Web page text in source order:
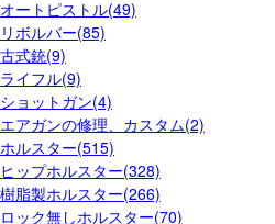
オートピストル(49)
リボルバー(85)
古式銃(9)
ライフル(9)
ショットガン(4)
エアガンの修理、カスタム(2)
ホルスター(515)
ヒップホルスター(328)
樹脂製ホルスター(266)
ロック無しホルスター(70)